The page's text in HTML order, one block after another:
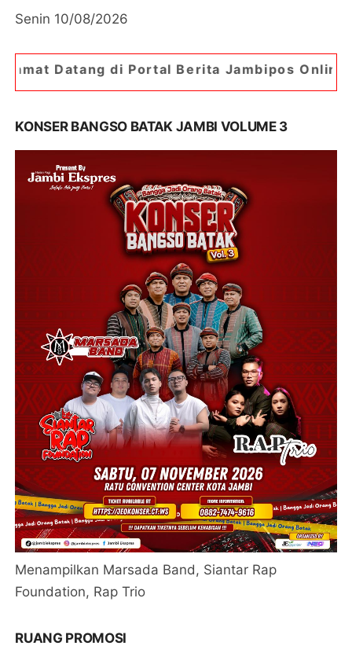
Senin 10/08/2026
Portal Berita Jambipos Online. Portal Berita
KONSER BANGSO BATAK JAMBI VOLUME 3
Menampilkan Marsada Band, Siantar Rap
Foundation, Rap Trio
RUANG PROMOSI